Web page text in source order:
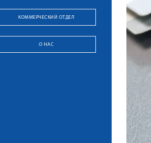
КОММЕРЧЕСКИЙ ОТДЕЛ
О НАС